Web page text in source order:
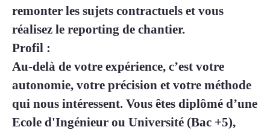
remonter les sujets contractuels et vous
réalisez le reporting de chantier.
Profil :
Au-delà de votre expérience, c’est votre
autonomie, votre précision et votre méthode
qui nous intéressent. Vous êtes diplômé d’une
Ecole d'Ingénieur ou Université (Bac +5),